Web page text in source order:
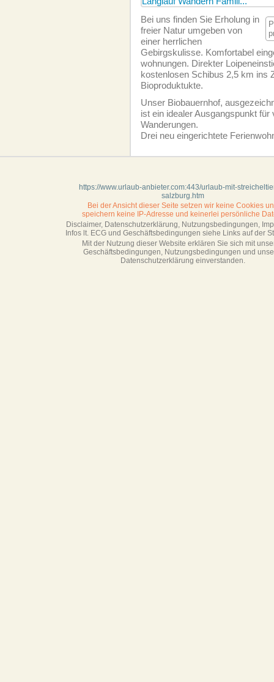
Bei uns finden Sie Erholung in
freier Natur umgeben von
einer herrlichen
Gebirgskulisse. Komfortabel
wohnungen. Direkter
kostenlosen Schibus 2,5 km ins
Bioproduktukte.
Unser Biobauernhof,
ist ein idealer Ausgangspunkt für
Wanderungen.
Drei neu eingerichtete
https://www.urlaub-anbieter.com:443/urlaub-mit-
salzburg.htm
Bei der Ansicht dieser Seite setzen wir keine Cookies
speichern keine IP-Adresse und keinerlei persönliche
Disclaimer, Datenschutzerklärung, Nutzungsbedingungen,
Infos lt. ECG und Geschäftsbedingungen siehe Links auf der
Mit der Nutzung dieser Website erklären Sie sich mit
Geschäftsbedin­gungen, Nutzungsbedingungen und
Datenschutzerklärung einverstanden.